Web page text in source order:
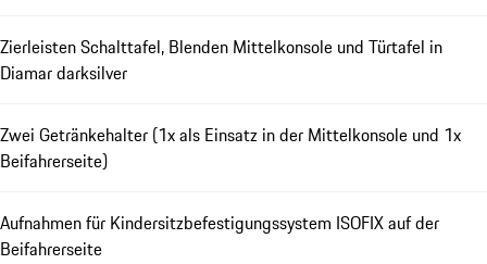
Zierleisten Schalttafel, Blenden Mittelkonsole und Türtafel in
Diamar darksilver
Zwei Getränkehalter (1x als Einsatz in der Mittelkonsole und 1x
Beifahrerseite)
Aufnahmen für Kindersitzbefestigungssystem ISOFIX auf der
Beifahrerseite